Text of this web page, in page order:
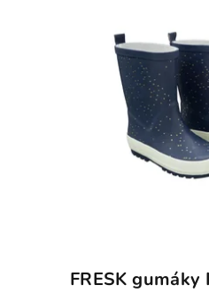
FRESK gumáky